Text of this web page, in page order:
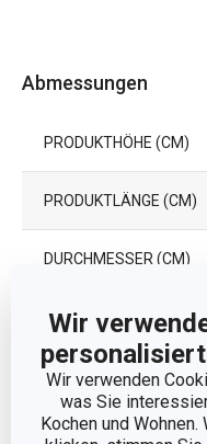
Wir
Wir verwenden
was Sie
Kochen und
Abmessungen
PRODUKTHÖHE (CM)
PRODUKTLÄNGE (CM)
DURCHMESSER (CM)
Andere Parameter
DECKEL